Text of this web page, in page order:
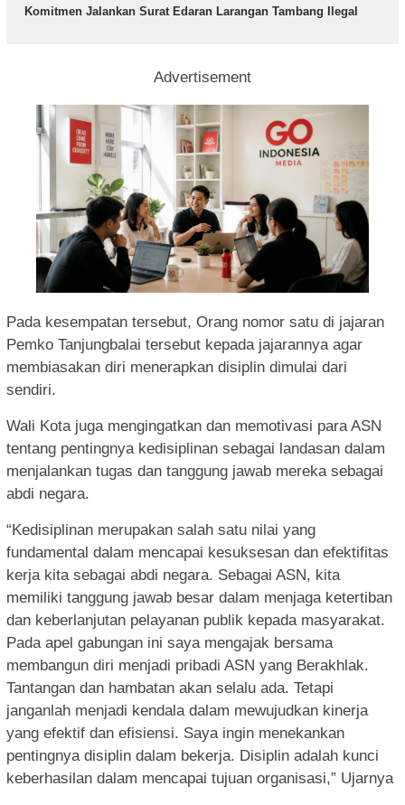
Komitmen Jalankan Surat Edaran Larangan Tambang Ilegal
Advertisement
Pada kesempatan tersebut, Orang nomor satu di jajaran
Pemko Tanjungbalai tersebut kepada jajarannya agar
membiasakan diri menerapkan disiplin dimulai dari
sendiri.
Wali Kota juga mengingatkan dan memotivasi para ASN
tentang pentingnya kedisiplinan sebagai landasan dalam
menjalankan tugas dan tanggung jawab mereka sebagai
abdi negara.
“Kedisiplinan merupakan salah satu nilai yang
fundamental dalam mencapai kesuksesan dan efektifitas
kerja kita sebagai abdi negara. Sebagai ASN, kita
memiliki tanggung jawab besar dalam menjaga ketertiban
dan keberlanjutan pelayanan publik kepada masyarakat.
Pada apel gabungan ini saya mengajak bersama
membangun diri menjadi pribadi ASN yang Berakhlak.
Tantangan dan hambatan akan selalu ada. Tetapi
janganlah menjadi kendala dalam mewujudkan kinerja
yang efektif dan efisiensi. Saya ingin menekankan
pentingnya disiplin dalam bekerja. Disiplin adalah kunci
keberhasilan dalam mencapai tujuan organisasi,” Ujarnya